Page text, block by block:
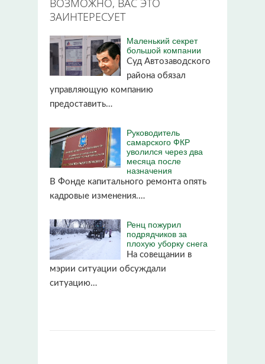
ВОЗМОЖНО, ВАС ЭТО
ЗАИНТЕРЕСУЕТ
Маленький секрет
большой компании
Суд Автозаводского
района обязал
управляющую компанию
предоставить…
Руководитель
самарского ФКР
уволился через два
месяца после
назначения
В Фонде капитального ремонта опять
кадровые изменения.…
Ренц пожурил
подрядчиков за
плохую уборку снега
На совещании в
мэрии ситуации обсуждали
ситуацию…